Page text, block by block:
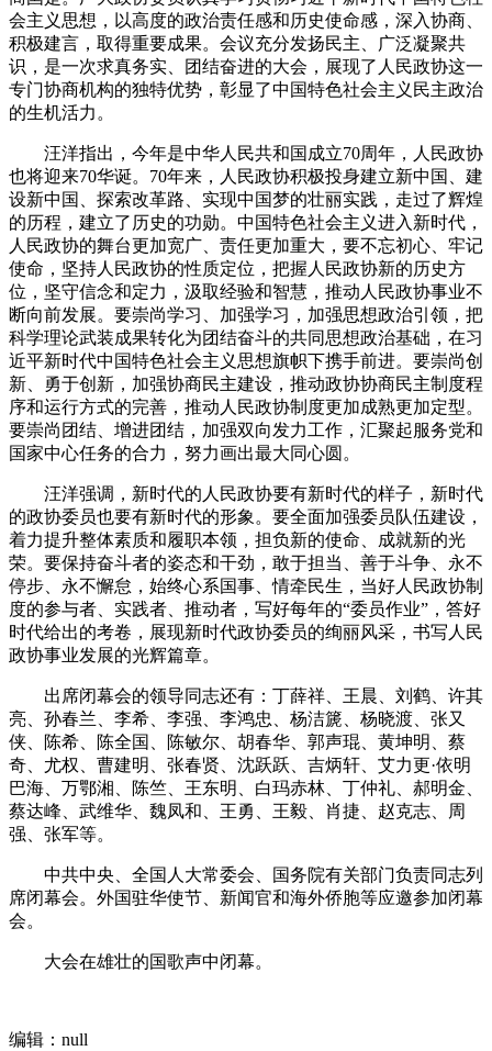
会主义思想，以高度的政治责任感和历史使命感，深入协商、
积极建言，取得重要成果。会议充分发扬民主、广泛凝聚共
识，是一次求真务实、团结奋进的大会，展现了人民政协这一
专门协商机构的独特优势，彰显了中国特色社会主义民主政治
的生机活力。
汪洋指出，今年是中华人民共和国成立70周年，人民政协
也将迎来70华诞。70年来，人民政协积极投身建立新中国、建
设新中国、探索改革路、实现中国梦的壮丽实践，走过了辉煌
的历程，建立了历史的功勋。中国特色社会主义进入新时代，
人民政协的舞台更加宽广、责任更加重大，要不忘初心、牢记
使命，坚持人民政协的性质定位，把握人民政协新的历史方
位，坚守信念和定力，汲取经验和智慧，推动人民政协事业不
断向前发展。要崇尚学习、加强学习，加强思想政治引领，把
科学理论武装成果转化为团结奋斗的共同思想政治基础，在习
近平新时代中国特色社会主义思想旗帜下携手前进。要崇尚创
新、勇于创新，加强协商民主建设，推动政协协商民主制度程
序和运行方式的完善，推动人民政协制度更加成熟更加定型。
要崇尚团结、增进团结，加强双向发力工作，汇聚起服务党和
国家中心任务的合力，努力画出最大同心圆。
汪洋强调，新时代的人民政协要有新时代的样子，新时代
的政协委员也要有新时代的形象。要全面加强委员队伍建设，
着力提升整体素质和履职本领，担负新的使命、成就新的光
荣。要保持奋斗者的姿态和干劲，敢于担当、善于斗争、永不
停步、永不懈怠，始终心系国事、情牵民生，当好人民政协制
度的参与者、实践者、推动者，写好每年的“委员作业”，答好
时代给出的考卷，展现新时代政协委员的绚丽风采，书写人民
政协事业发展的光辉篇章。
出席闭幕会的领导同志还有：丁薛祥、王晨、刘鹤、许其
亮、孙春兰、李希、李强、李鸿忠、杨洁篪、杨晓渡、张又
侠、陈希、陈全国、陈敏尔、胡春华、郭声琨、黄坤明、蔡
奇、尤权、曹建明、张春贤、沈跃跃、吉炳轩、艾力更·依明
巴海、万鄂湘、陈竺、王东明、白玛赤林、丁仲礼、郝明金、
蔡达峰、武维华、魏凤和、王勇、王毅、肖捷、赵克志、周
强、张军等。
中共中央、全国人大常委会、国务院有关部门负责同志列
席闭幕会。外国驻华使节、新闻官和海外侨胞等应邀参加闭幕
会。
大会在雄壮的国歌声中闭幕。
编辑：null